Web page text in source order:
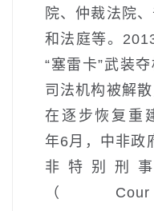
院、仲裁法院
和法庭等。
“塞雷卡”武装
司法机构被解
在逐步恢复重
年6月，中非政
非特别刑
（Cour